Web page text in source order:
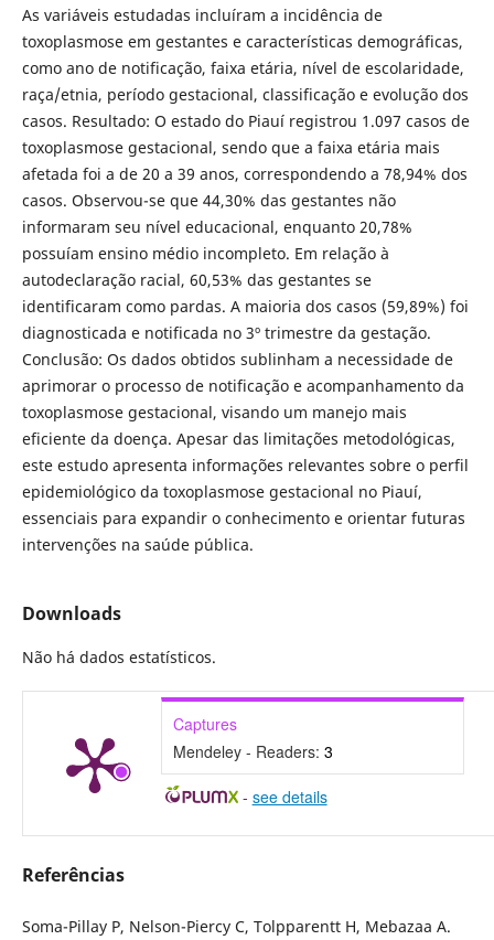
As variáveis estudadas incluíram a incidência de
toxoplasmose em gestantes e características demográficas,
como ano de notificação, faixa etária, nível de escolaridade,
raça/etnia, período gestacional, classificação e evolução dos
casos. Resultado: O estado do Piauí registrou 1.097 casos de
toxoplasmose gestacional, sendo que a faixa etária mais
afetada foi a de 20 a 39 anos, correspondendo a 78,94% dos
casos. Observou-se que 44,30% das gestantes não
informaram seu nível educacional, enquanto 20,78%
possuíam ensino médio incompleto. Em relação à
autodeclaração racial, 60,53% das gestantes se
identificaram como pardas. A maioria dos casos (59,89%) foi
diagnosticada e notificada no 3º trimestre da gestação.
Conclusão: Os dados obtidos sublinham a necessidade de
aprimorar o processo de notificação e acompanhamento da
toxoplasmose gestacional, visando um manejo mais
eficiente da doença. Apesar das limitações metodológicas,
este estudo apresenta informações relevantes sobre o perfil
epidemiológico da toxoplasmose gestacional no Piauí,
essenciais para expandir o conhecimento e orientar futuras
intervenções na saúde pública.
Downloads
Não há dados estatísticos.
Captures
Mendeley - Readers: 3
- see details
Referências
Soma-Pillay P, Nelson-Piercy C, Tolpparentt H, Mebazaa A.